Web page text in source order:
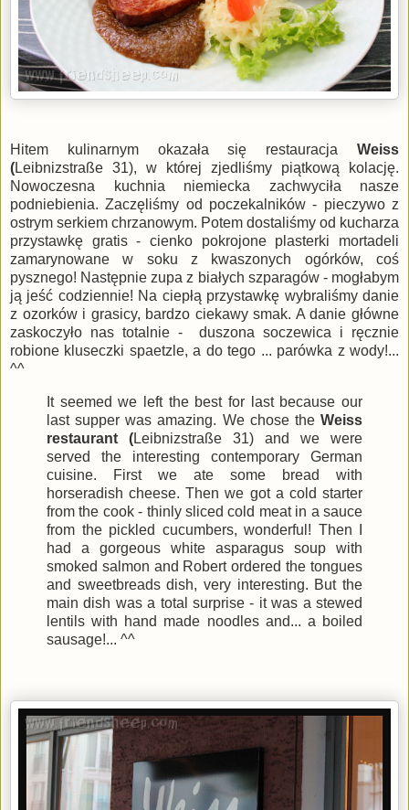
Hitem kulinarnym okazała się restauracja Weiss
(Leibnizstraße 31), w której zjedliśmy piątkową kolację.
Nowoczesna kuchnia niemiecka zachwyciła nasze
podniebienia. Zaczęliśmy od poczekalników - pieczywo z
ostrym serkiem chrzanowym. Potem dostaliśmy od kucharza
przystawkę gratis - cienko pokrojone plasterki mortadeli
zamarynowane w soku z kwaszonych ogórków, coś
pysznego! Następnie zupa z białych szparagów - mogłabym
ją jeść codziennie! Na ciepłą przystawkę wybraliśmy danie
z ozorków i grasicy, bardzo ciekawy smak. A danie główne
zaskoczyło nas totalnie - duszona soczewica i ręcznie
robione kluseczki spaetzle, a do tego ... parówka z wody!...
^^
It seemed we left the best for last because our
last supper was amazing. We chose the Weiss
restaurant (Leibnizstraße 31) and we were
served the interesting contemporary German
cuisine. First we ate some bread with
horseradish cheese. Then we got a cold starter
from the cook - thinly sliced cold meat in a sauce
from the pickled cucumbers, wonderful! Then I
had a gorgeous white asparagus soup with
smoked salmon and Robert ordered the tongues
and sweetbreads dish, very interesting. But the
main dish was a total surprise - it was a stewed
lentils with hand made noodles and... a boiled
sausage!... ^^